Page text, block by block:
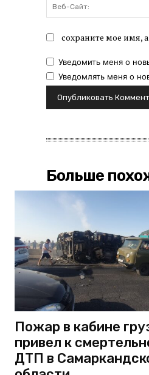
сохраните мое имя,
Уведомить меня о
Уведомлять меня о
Больше
Пожар в кабине
привел к
ДТП в